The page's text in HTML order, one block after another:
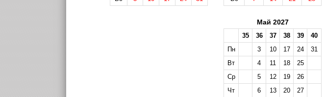
Май 2027
35 36 37 38 39
40
Пн
3 10 17 24
31
Вт
4 11 18
25
Ср
5 12 19
26
Чт
6 13 20 27